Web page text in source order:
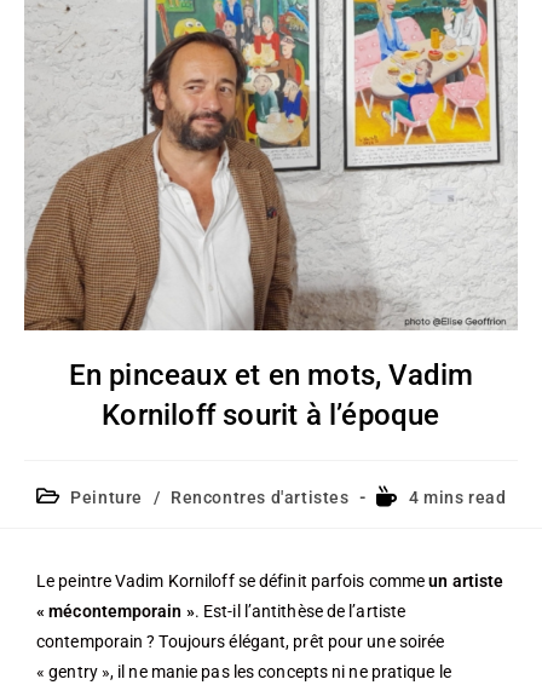
En pinceaux et en mots, Vadim
Korniloff sourit à l’époque
Peinture / Rencontres d'artistes 4 mins read
Le peintre Vadim Korniloff se définit parfois commeun artiste
« mécontemporain ». Est-il l’antithèse de l’artiste
contemporain ? Toujours élégant, prêt pour une soirée
« gentry », il ne manie pas les concepts ni ne pratique le